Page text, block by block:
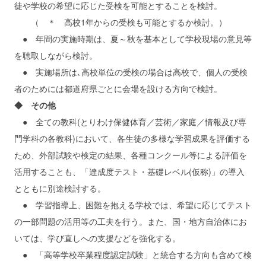
徒や学校の希望に応じた受検を可能とすることを検討。
（ ＊ 高校1年からの受検も可能とするか検討。）
● 年間の実施時期は、夏～秋を基本として学校現場の意見等
を聴取しながら検討。
● 実施場所は､高校単位の受検の場合は高校で、個人の受検
者のためには都道府県ごとに会場を設ける方向で検討。
◆ その他
● 全ての教科(とりわけ保健体育／芸術／家庭／情報及び専
門学科の各教科)において、各生徒の多様な学習成果を評価する
ため、外部試験や検定の結果、各種コンクール等による評価を
活用することも、「達成度テスト・基礎レベル(仮称)」の導入
とともに別途検討する。
● 学習指導上、困難を抱える学校では、希望に応じてテスト
の一部問題の活用等の工夫を行う。また、国・地方自治体にお
いては、学び直しへの支援などを強化する。
● 「高等学校卒業程度認定試験」と統合する方向も含めて検